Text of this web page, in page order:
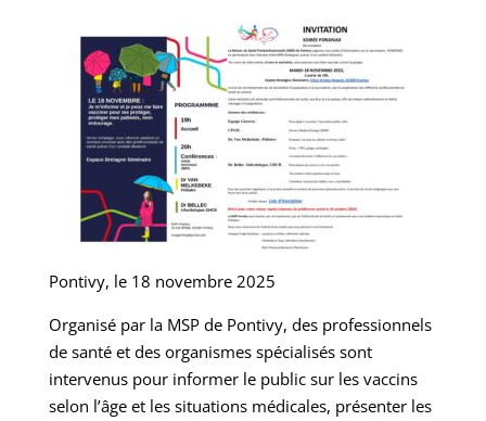
Pontivy, le 18 novembre 2025
Organisé par la MSP de Pontivy, des professionnels
de santé et des organismes spécialisés sont
intervenus pour informer le public sur les vaccins
selon l’âge et les situations médicales, présenter les